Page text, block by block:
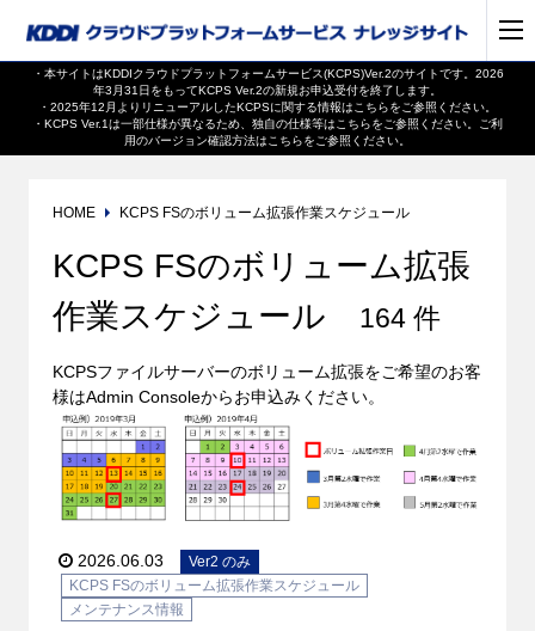
・本サイトはKDDIクラウドプラットフォームサービス(KCPS)Ver.2のサイトです。2026
年3月31日をもってKCPS Ver.2の新規お申込受付を終了します。
・2025年12月よりリニューアルしたKCPSに関する情報は こちらをご参照ください。
・KCPS Ver.1は一部仕様が異なるため、独自の仕様等は こちらをご参照ください。ご利
用のバージョン確認方法は こちらをご参照ください。
HOME KCPS FSのボリューム拡張作業スケジュール
KCPS FSのボリューム拡張
作業スケジュール
164 件
KCPSファイルサーバーのボリューム拡張をご希望のお客
様はAdmin Consoleからお申込みください。
2026.06.03
Ver2 のみ
KCPS FSのボリューム拡張作業スケジュール
メンテナンス情報